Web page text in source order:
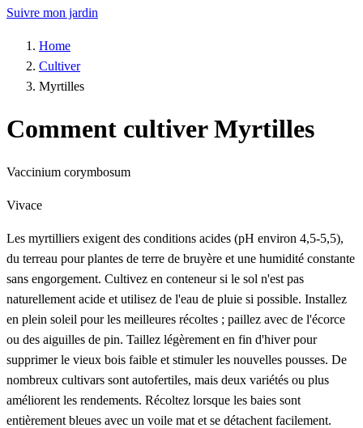
Suivre mon jardin
Home
Cultiver
Myrtilles
Comment cultiver Myrtilles
Vaccinium corymbosum
Vivace
Les myrtilliers exigent des conditions acides (pH environ 4,5-5,5),
du terreau pour plantes de terre de bruyère et une humidité constante
sans engorgement. Cultivez en conteneur si le sol n'est pas
naturellement acide et utilisez de l'eau de pluie si possible. Installez
en plein soleil pour les meilleures récoltes ; paillez avec de l'écorce
ou des aiguilles de pin. Taillez légèrement en fin d'hiver pour
supprimer le vieux bois faible et stimuler les nouvelles pousses. De
nombreux cultivars sont autofertiles, mais deux variétés ou plus
améliorent les rendements. Récoltez lorsque les baies sont
entièrement bleues avec un voile mat et se détachent facilement.